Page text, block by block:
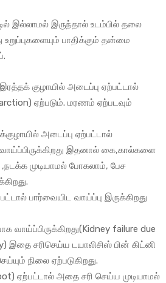
இல்லாமல் இருந்தால் உடம்பில் தலை
பாதிக்கும் தன்மை
குழாயில் அடைப்பு ஏற்பட்டால்
ஏற்படும். மரணம் ஏற்படவும்
அடைப்பு ஏற்பட்டால்
இதனால் கை,கால்களை
முடியாமல் போகலாம், பேச
பார்வையிட வாய்ப்பு இருக்கிறது
வாய்ப்பிருக்கிறது(Kidney failure due
இதை சரிசெய்ய டயாலிசிஸ் பின் கிட்னி
நிலை ஏற்படுகிறது.
ஏற்பட்டால் அதை சரி செய்ய முடியாமல்